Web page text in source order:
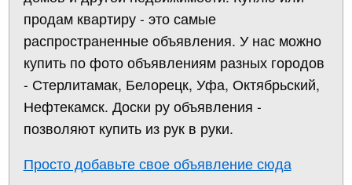
продам квартиру - это самые
распространенные объявления. У нас можно
купить по фото объявлениям разных городов
- Стерлитамак, Белорецк, Уфа, Октябрьский,
Нефтекамск. Доски ру объявления -
позволяют купить из рук в руки.
Просто добавьте свое объявление сюда